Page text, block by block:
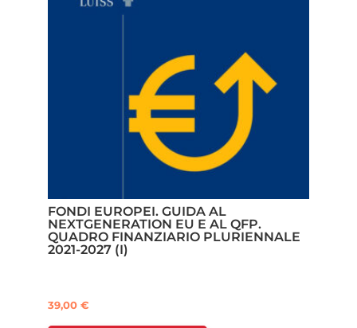
FONDI EUROPEI. GUIDA AL
NEXTGENERATION EU E AL QFP.
QUADRO FINANZIARIO PLURIENNALE
2021-2027 (I)
39,00 €